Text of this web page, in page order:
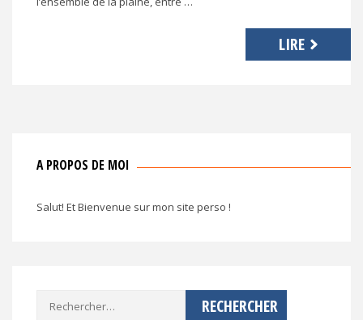
LIRE
A PROPOS DE MOI
Salut! Et Bienvenue sur mon site perso !
Rechercher :